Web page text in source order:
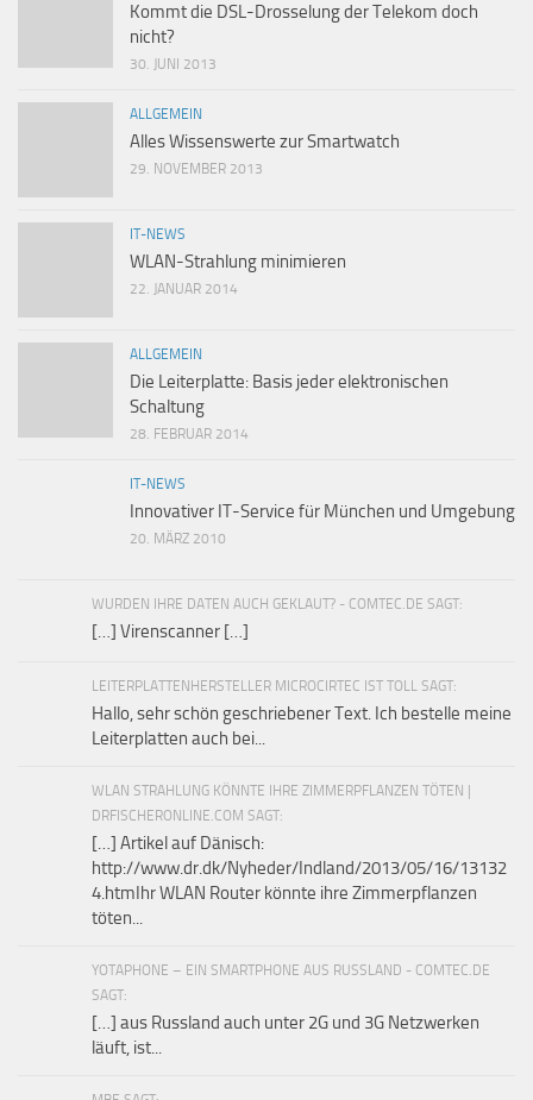
Kommt die DSL-Drosselung der Telekom doch
nicht?
30. JUNI 2013
ALLGEMEIN
Alles Wissenswerte zur Smartwatch
29. NOVEMBER 2013
IT-NEWS
WLAN-Strahlung minimieren
22. JANUAR 2014
ALLGEMEIN
Die Leiterplatte: Basis jeder elektronischen
Schaltung
28. FEBRUAR 2014
IT-NEWS
Innovativer IT-Service für München und Umgebung
20. MÄRZ 2010
WURDEN IHRE DATEN AUCH GEKLAUT? - COMTEC.DE SAGT:
[…] Virenscanner […]
LEITERPLATTENHERSTELLER MICROCIRTEC IST TOLL SAGT:
Hallo, sehr schön geschriebener Text. Ich bestelle meine
Leiterplatten auch bei...
WLAN STRAHLUNG KÖNNTE IHRE ZIMMERPFLANZEN TÖTEN |
DRFISCHERONLINE.COM SAGT:
[…] Artikel auf Dänisch:
http://www.dr.dk/Nyheder/Indland/2013/05/16/13132
4.htmIhr WLAN Router könnte ihre Zimmerpflanzen
töten...
YOTAPHONE – EIN SMARTPHONE AUS RUSSLAND - COMTEC.DE
SAGT:
[…] aus Russland auch unter 2G und 3G Netzwerken
läuft, ist...